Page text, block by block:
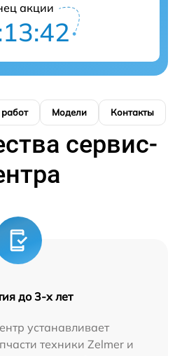
акции
Модели Контакты
сервис-
до 3-х лет
устанавливает
техники Zelmer и